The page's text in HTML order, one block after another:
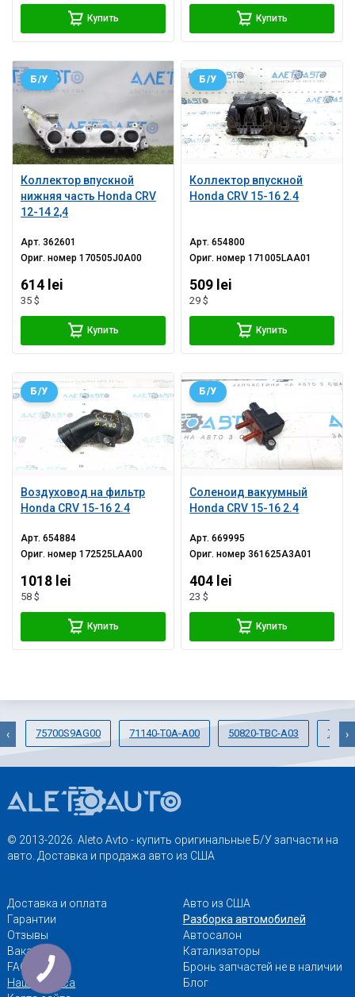
Купить Купить
Коллектор впускной
нижняя часть Honda CRV
12-14 2,4
Б/У
Арт.362601
Ориг. номер170505J0A00
614 lei
35 $
Купить
Коллектор впускной
Honda CRV 15-16 2.4
Б/У
Арт.654800
Ориг. номер171005LAA01
509 lei
29 $
Купить
Воздуховод на фильтр
Honda CRV 15-16 2.4
Б/У
Арт.654884
Ориг. номер172525LAA00
1018 lei
58 $
Купить
Соленоид вакуумный
Honda CRV 15-16 2.4
Б/У
Арт.669995
Ориг. номер361625A3A01
404 lei
23 $
Купить
75700S9AG00 71140-T0A-A00 50820-TBC-A03
‹ ›
© 2013-2026. Aleto Avto - купить оригинальные Б/У запчасти на
авто. Доставка и продажа авто из США
Доставка и оплата
Гарантии
Отзывы
Вакансии
FAQ
Наши адреса
Авто из США
Разборка автомобилей
Автосалон
Катализаторы
Бронь запчастей не в наличии
Блог